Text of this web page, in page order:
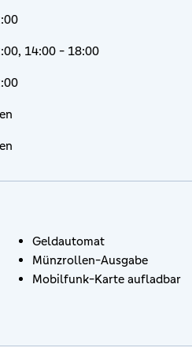
14:00 - 18:00
Geldautomat
Münzrollen-Ausgabe
Mobilfunk-Karte aufladbar